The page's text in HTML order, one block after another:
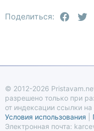
26
Поделиться:
© 2012-2026
разрешено только при
от индексации ссылки на
Условия использования
Электронная почта: